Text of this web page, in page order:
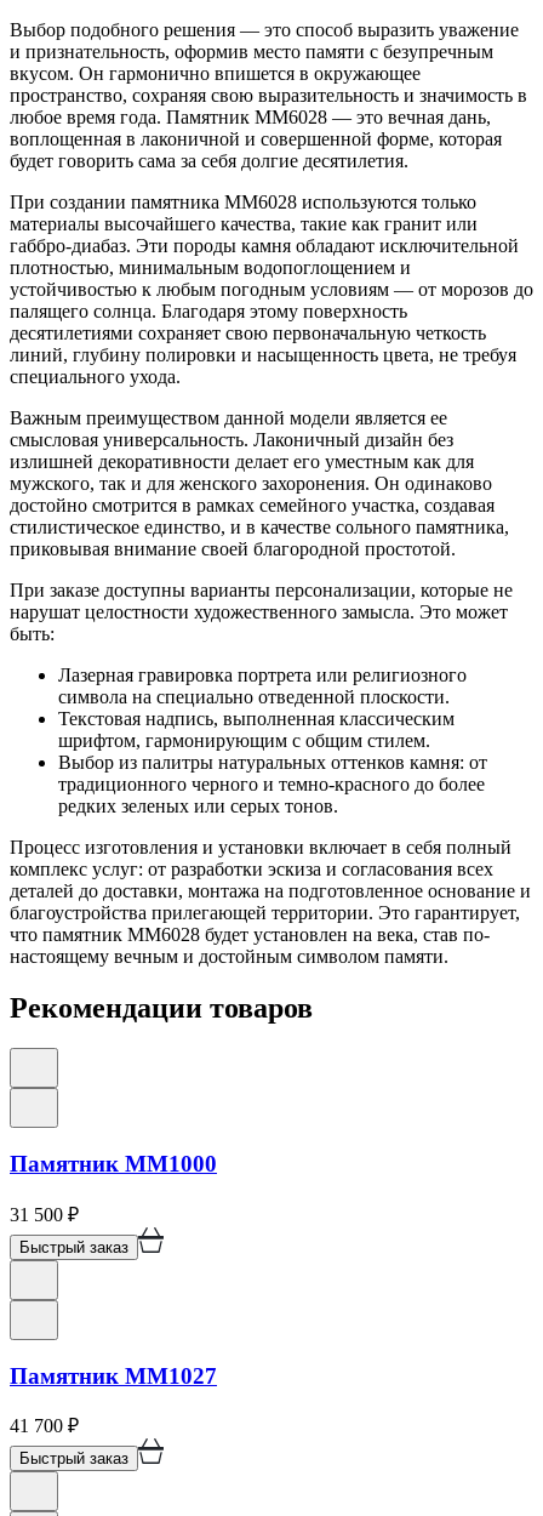
Выбор подобного решения — это способ выразить уважение
и признательность, оформив место памяти с безупречным
вкусом. Он гармонично впишется в окружающее
пространство, сохраняя свою выразительность и значимость в
любое время года. Памятник ММ6028 — это вечная дань,
воплощенная в лаконичной и совершенной форме, которая
будет говорить сама за себя долгие десятилетия.
При создании памятника ММ6028 используются только
материалы высочайшего качества, такие как гранит или
габбро-диабаз. Эти породы камня обладают исключительной
плотностью, минимальным водопоглощением и
устойчивостью к любым погодным условиям — от морозов до
палящего солнца. Благодаря этому поверхность
десятилетиями сохраняет свою первоначальную четкость
линий, глубину полировки и насыщенность цвета, не требуя
специального ухода.
Важным преимуществом данной модели является ее
смысловая универсальность. Лаконичный дизайн без
излишней декоративности делает его уместным как для
мужского, так и для женского захоронения. Он одинаково
достойно смотрится в рамках семейного участка, создавая
стилистическое единство, и в качестве сольного памятника,
приковывая внимание своей благородной простотой.
При заказе доступны варианты персонализации, которые не
нарушат целостности художественного замысла. Это может
быть:
Лазерная гравировка портрета или религиозного
символа на специально отведенной плоскости.
Текстовая надпись, выполненная классическим
шрифтом, гармонирующим с общим стилем.
Выбор из палитры натуральных оттенков камня: от
традиционного черного и темно-красного до более
редких зеленых или серых тонов.
Процесс изготовления и установки включает в себя полный
комплекс услуг: от разработки эскиза и согласования всех
деталей до доставки, монтажа на подготовленное основание и
благоустройства прилегающей территории. Это гарантирует,
что памятник ММ6028 будет установлен на века, став по-
настоящему вечным и достойным символом памяти.
Рекомендации товаров
Памятник ММ1000
31 500 ₽
Быстрый заказ
Памятник ММ1027
41 700 ₽
Быстрый заказ